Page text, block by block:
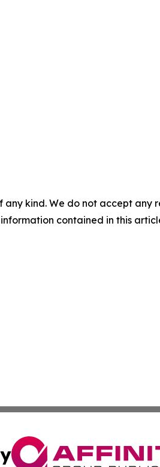
kind. We do not accept
contained in this